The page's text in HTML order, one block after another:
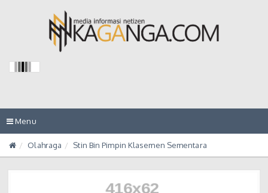
Toggle
navigation
Menu
Olahraga Stin Bin Pimpin Klasemen Sementara